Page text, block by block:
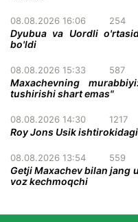
08.08.2026 16:06 254
Dyubua va Uordli
bo'ldi
08.08.2026 15:33 587
Maxachevning
tushirishi shart emas"
08.08.2026 14:30 1217
Roy Jons Usik
08.08.2026 13:54 559
Getji Maxachev bilan jang
voz kechmoqchi